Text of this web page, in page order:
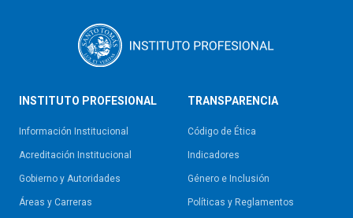
INSTITUTO PROFESIONAL
Información Institucional
Acreditación Institucional
Gobierno y Autoridades​
Áreas y Carreras
TRANSPARENCIA
Código de Ética
Indicadores
Género e Inclusión
Políticas y Reglamentos​